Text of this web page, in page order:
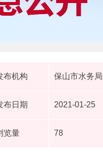
布机构 保山市水务局
布日期 2021-01-25
览量 78